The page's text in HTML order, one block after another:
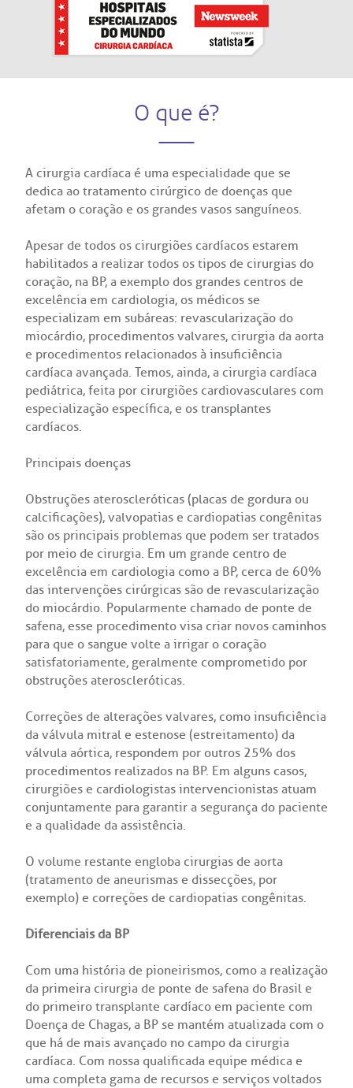
de exames
A Ouvidoria e SAC são canais para você, cliente da BP, tirar suas
dúvidas, registrar suas reclamações ou fazer elogios relacionados
ao nosso atendimento e aos nossos serviços.
Horário de atendimento: 2ª a 6ª feira das 7h às 18h
ouvidoria@bp.org.br
Fale Conosco
CEP: 01323-001 | Bela Vista
São Paulo - SP
BP Mirante
Saiba mais
R. Martiniano de Carvalho, 965
São Paulo - SP
Clínica Medicina da Mulher
Endereço:
R. Colômbia, 332
CEP: 01438-000 | Jardim Paulista
São Paulo - SP
de conduta
Financeiras
social da BP
corporativa
social
Conosco
de Benchmarking
de Bioética
Telemedicina BP
Teleinterconsulta
Centro de Doenças Autoimunes
de Infarto SUS
socorro
de cópia de prontuário médico
de orçamento particular
de veracidade de atestado
atendimento
frequentes
de Sangue
de órgãos
de cuidado
e perdidos
de Excelência em Neurologia e
de Excelência em Ortopedia
especialidades
O que é?
A cirurgia cardíaca é uma especialidade que se
dedica ao tratamento cirúrgico de doenças que
afetam o coração e os grandes vasos sanguíneos.
Apesar de todos os cirurgiões cardíacos estarem
habilitados a realizar todos os tipos de cirurgias do
coração, na BP, a exemplo dos grandes centros de
excelência em cardiologia, os médicos se
especializam em subáreas: revascularização do
miocárdio, procedimentos valvares, cirurgia da aorta
e procedimentos relacionados à insuficiência
cardíaca avançada. Temos, ainda, a cirurgia cardíaca
pediátrica, feita por cirurgiões cardiovasculares com
especialização específica, e os transplantes
cardíacos.
Principais doenças
Obstruções ateroscleróticas (placas de gordura ou
calcificações), valvopatias e cardiopatias congênitas
são os principais problemas que podem ser tratados
por meio de cirurgia. Em um grande centro de
excelência em cardiologia como a BP, cerca de 60%
das intervenções cirúrgicas são de revascularização
do miocárdio. Popularmente chamado de ponte de
safena, esse procedimento visa criar novos caminhos
para que o sangue volte a irrigar o coração
satisfatoriamente, geralmente comprometido por
obstruções ateroscleróticas.
Correções de alterações valvares, como insuficiência
da válvula mitral e estenose (estreitamento) da
válvula aórtica, respondem por outros 25% dos
procedimentos realizados na BP. Em alguns casos,
cirurgiões e cardiologistas intervencionistas atuam
conjuntamente para garantir a segurança do paciente
e a qualidade da assistência.
O volume restante engloba cirurgias de aorta
(tratamento de aneurismas e dissecções, por
exemplo) e correções de cardiopatias congênitas.
Diferenciais da BP
Com uma história de pioneirismos, como a realização
da primeira cirurgia de ponte de safena do Brasil e
do primeiro transplante cardíaco em paciente com
Doença de Chagas, a BP se mantém atualizada com o
que há de mais avançado no campo da cirurgia
cardíaca. Com nossa qualificada equipe médica e
uma completa gama de recursos e serviços voltados